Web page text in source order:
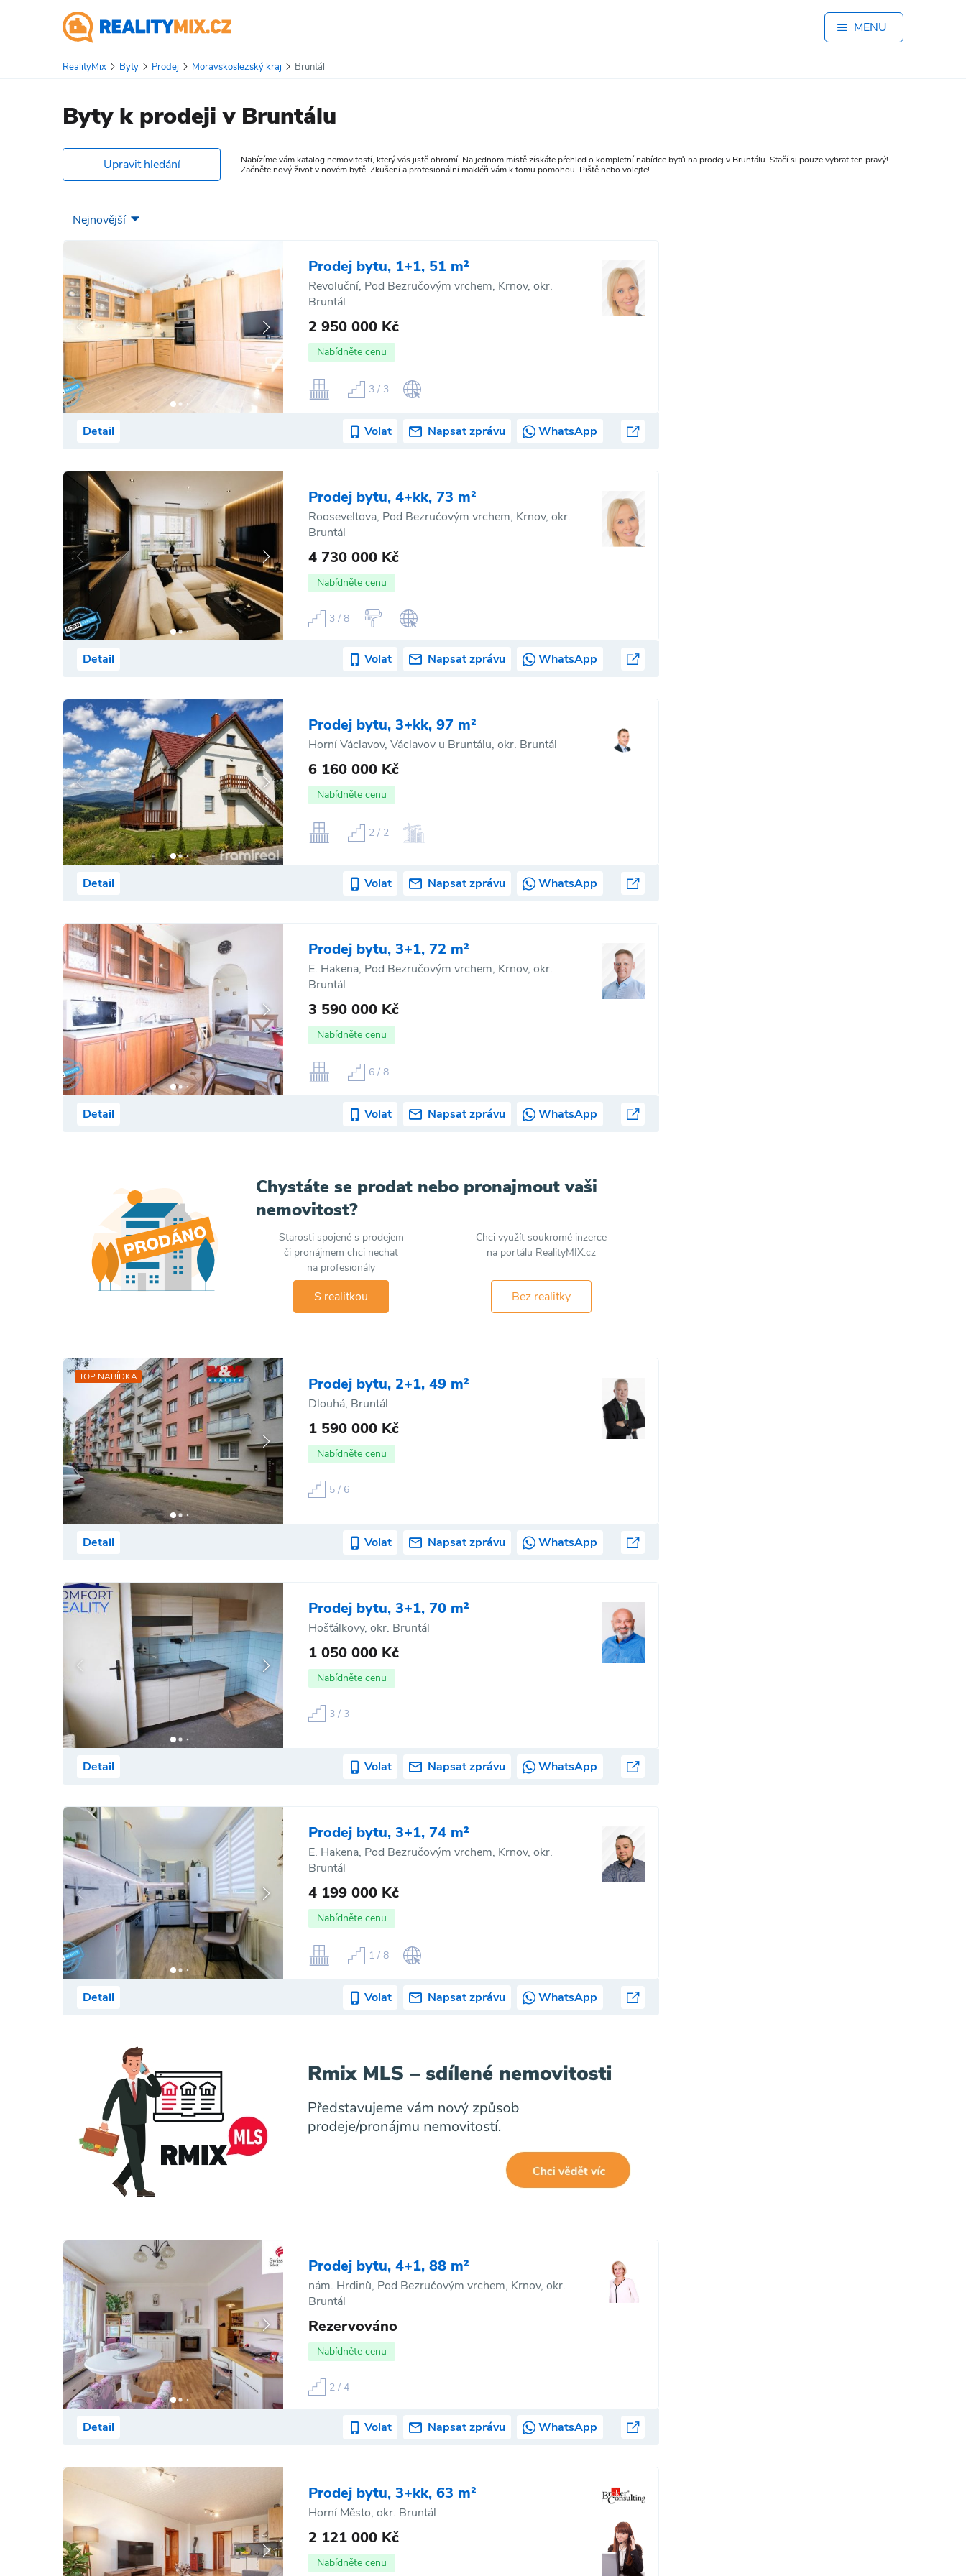
MENU
RealityMix Byty Prodej Moravskoslezský kraj Bruntál
Byty k prodeji v Bruntálu
Upravit hledání
Nabízíme vám katalog nemovitostí, který vás jistě ohromí. Na jednom místě získáte přehled o kompletní nabídce bytů na prodej v Bruntálu. Stačí si pouze vybrat ten pravý!
Začněte nový život v novém bytě. Zkušení a profesionální makléři vám k tomu pomohou. Piště nebo volejte!
Prodej bytu, 1+1, 51 m²
Revoluční, Pod Bezručovým vrchem, Krnov, okr.
Bruntál
2 950 000 Kč
Nabídněte cenu
3 / 3
Detail Volat Napsat zprávu WhatsApp
Prodej bytu, 4+kk, 73 m²
Rooseveltova, Pod Bezručovým vrchem, Krnov, okr.
Bruntál
4 730 000 Kč
Nabídněte cenu
3 / 8
Detail Volat Napsat zprávu WhatsApp
Prodej bytu, 3+kk, 97 m²
Horní Václavov, Václavov u Bruntálu, okr. Bruntál
6 160 000 Kč
Nabídněte cenu
2 / 2
Detail Volat Napsat zprávu WhatsApp
Prodej bytu, 3+1, 72 m²
E. Hakena, Pod Bezručovým vrchem, Krnov, okr.
Bruntál
3 590 000 Kč
Nabídněte cenu
6 / 8
Detail Volat Napsat zprávu WhatsApp
Chystáte se prodat nebo pronajmout vaši
nemovitost?
Starosti spojené s prodejem
či pronájmem chci nechat
na profesionály
S realitkou
Chci využít soukromé inzerce
na portálu RealityMIX.cz
Bez realitky
TOP NABÍDKA Prodej bytu, 2+1, 49 m²
Dlouhá, Bruntál
1 590 000 Kč
Nabídněte cenu
5 / 6
Detail Volat Napsat zprávu WhatsApp
Prodej bytu, 3+1, 70 m²
Hošťálkovy, okr. Bruntál
1 050 000 Kč
Nabídněte cenu
3 / 3
Detail Volat Napsat zprávu WhatsApp
Prodej bytu, 3+1, 74 m²
E. Hakena, Pod Bezručovým vrchem, Krnov, okr.
Bruntál
4 199 000 Kč
Nabídněte cenu
1 / 8
Detail Volat Napsat zprávu WhatsApp
Prodej bytu, 4+1, 88 m²
nám. Hrdinů, Pod Bezručovým vrchem, Krnov, okr.
Bruntál
Rezervováno
Nabídněte cenu
2 / 4
Detail Volat Napsat zprávu WhatsApp
Prodej bytu, 3+kk, 63 m²
Horní Město, okr. Bruntál
2 121 000 Kč
Nabídněte cenu